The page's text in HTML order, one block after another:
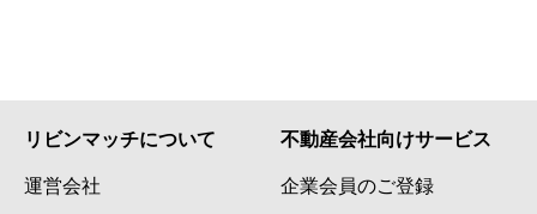
リビンマッチについて
運営会社
不動産会社向けサービス
企業会員のご登録